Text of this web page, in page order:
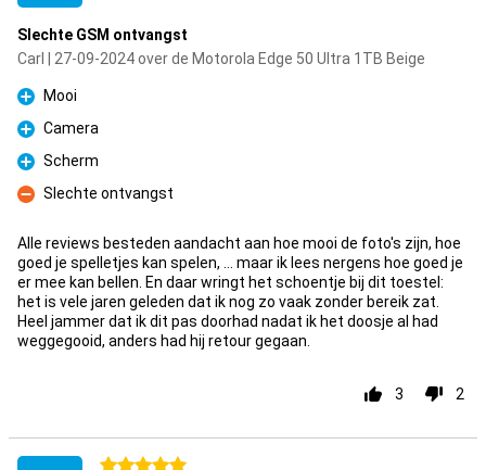
Slechte GSM ontvangst
Carl | 27-09-2024 over de Motorola Edge 50 Ultra 1TB Beige
Pluspunt
Mooi
Pluspunt
Camera
Pluspunt
Scherm
Minpunt
Slechte ontvangst
Alle reviews besteden aandacht aan hoe mooi de foto's zijn, hoe
goed je spelletjes kan spelen, ... maar ik lees nergens hoe goed je
er mee kan bellen. En daar wringt het schoentje bij dit toestel:
het is vele jaren geleden dat ik nog zo vaak zonder bereik zat.
Heel jammer dat ik dit pas doorhad nadat ik het doosje al had
weggegooid, anders had hij retour gegaan.
3 2
5 sterren